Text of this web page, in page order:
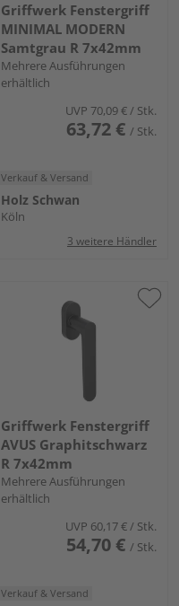
Griffwerk Fenstergriff
MINIMAL MODERN
Samtgrau R 7x42mm
Mehrere Ausführungen
erhältlich
UVP 70,09 €/ Stk.
63,72 € / Stk.
Verkauf & Versand
Holz Schwan
Köln
3 weitere Händler
Griffwerk Fenstergriff
AVUS Graphitschwarz
R 7x42mm
Mehrere Ausführungen
erhältlich
UVP 60,17 €/ Stk.
54,70 € / Stk.
Verkauf & Versand